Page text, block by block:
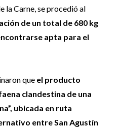
la Carne, se procedió al
de un total de 680 kg
apta para el
que el producto
clandestina de una
ubicada en ruta
entre San Agustín